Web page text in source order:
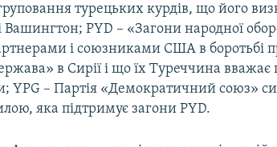
турецьких курдів, що його
PYD – «Загони народної
і союзниками США в боротьбі
в Сирії і що їх Туреччина вважає
YPG – Партія «Демократичний союз»
яка підтримує загони PYD.